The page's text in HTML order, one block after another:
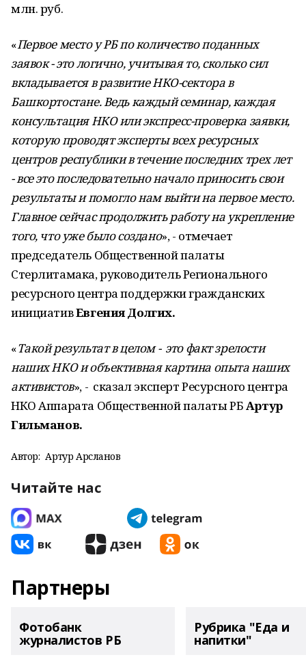
млн. руб.
«Первое место у РБ по количество поданных
заявок - это логично, учитывая то, сколько сил
вкладывается в развитие НКО-сектора в
Башкортостане. Ведь каждый семинар, каждая
консультация НКО или экспресс-проверка заявки,
которую проводят эксперты всех ресурсных
центров республики в течение последних трех лет
- все это последовательно начало приносить свои
результаты и помогло нам выйти на первое место.
Главное сейчас продолжить работу на укрепление
того, что уже было создано», - отмечает
председатель Общественной палаты
Стерлитамака, руководитель Регионального
ресурсного центра поддержки гражданских
инициативЕвгения Долгих.
«Такой результат в целом - это факт зрелости
наших НКО и объективная картина опыта наших
активистов», - сказал эксперт Ресурсного центра
НКО Аппарата Общественной палаты РБАртур
Гильманов.
Автор: Артур Арсланов
Читайте нас
Партнеры
Фотобанк
журналистов РБ
Рубрика "Еда и
напитки"